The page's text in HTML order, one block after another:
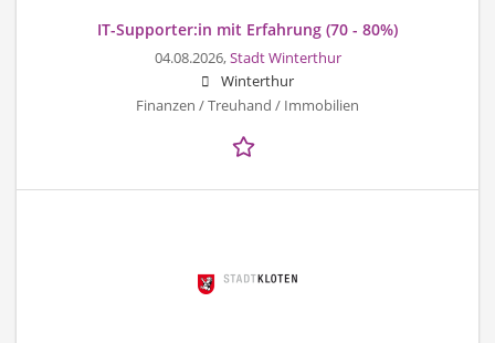
IT-Supporter:in mit Erfahrung (70 - 80%)
04.08.2026,Stadt Winterthur
Winterthur
Finanzen / Treuhand / Immobilien